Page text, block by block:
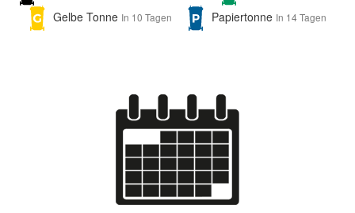
Gelbe Tonne In 10 Tagen Papiertonne In 14 Tagen